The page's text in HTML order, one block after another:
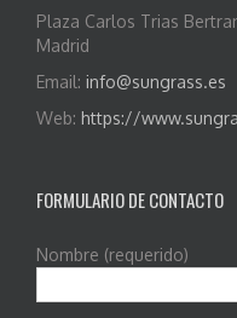
Plaza Carlos Trias
Madrid
Email: info@sungrass.es
Web: https://
FORMULARIO DE CONTACTO
Nombre (requerido)